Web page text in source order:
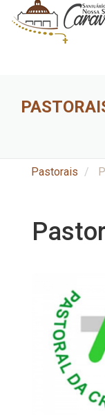
Pastorais